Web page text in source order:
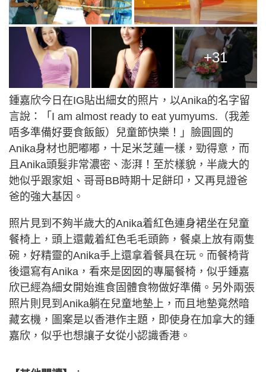
+31
鍾嘉欣今日在IG貼出細女的照片，以Anika的名字留
言說：「I am almost ready to eat yumyums.（我差
唔多準備好要食飯飯）兒童節快樂！」臉圓圓的
Anika身材也肥嘟嘟，十足米芝蓮一樣，勁得意，而
且Anika頭髮非常濃密、澎湃！至於樣貌，半歲大的
她似乎跟家姐、哥哥BB時期十足餅印，又再見證爸
爸的強大基因。
照片見到不夠半歲大的Anika着紅色連身裙坐在兒童
餐椅上，頭上還戴着紅色毛毛頭飾，餐桌上放有兩隻
碗，好精靈的Anika手上還拿着餐具在玩。而餐椅背
後還寫有Anika，看來是囡囡的專屬餐椅，似乎鍾嘉
欣已經為細女開始進食固體食物做好準備。另外兩張
照片則見到Anika躺在兒童地墊上，而且地墊竟然暗
藏玄機，圖案是以香港作主題，即使身在加拿大的鍾
嘉欣，似乎也想讓子女從小認識香港。